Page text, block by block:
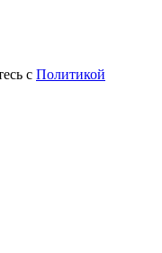
с Политикой